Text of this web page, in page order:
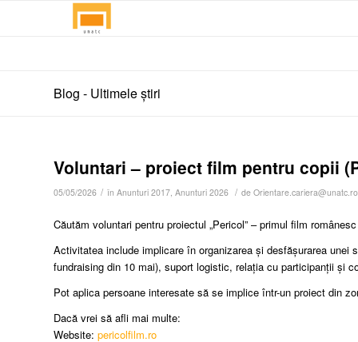
Blog - Ultimele știri
Voluntari – proiect film pentru copii
05/05/2026 / în Anunturi 2017, Anunturi 2026 / de Orientare.cariera@unatc.ro
Căutăm voluntari pentru proiectul „Pericol” – primul film
Activitatea include implicare în organizarea și desfășurarea
fundraising din 10 mai), suport logistic, relația cu participanții și
Pot aplica persoane interesate să se implice într-un proiect din
Dacă vrei să afli mai multe:
Website: pericolfilm.ro